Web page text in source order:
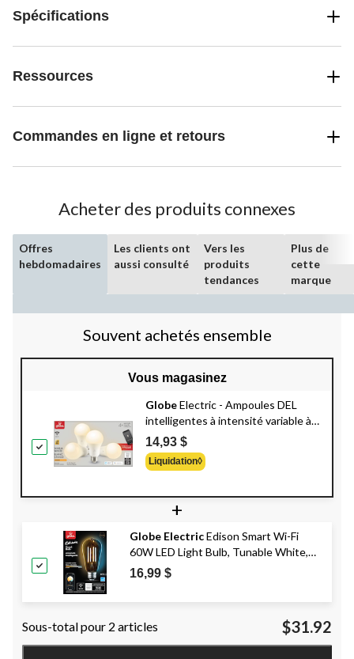
Spécifications
Ressources
Commandes en ligne et retours
Acheter des produits connexes
Offres
hebdomadaires
Les clients ont
aussi consulté
Vers les
produits
tendances
Plus de
cette
marque
Souvent achetés ensemble
Vous magasinez
GlobeElectric - Ampoules DEL
intelligentes à intensité variable à
culot E26, A19, 800 lumens, blanc
chaud, 60 W, paq. 4
14,93 $
Liquidation◊
+
Globe ElectricEdison Smart Wi-Fi
60W LED Light Bulb, Tunable White,
Amber Glass
16,99 $
Sous-total pour 2 articles $31.92